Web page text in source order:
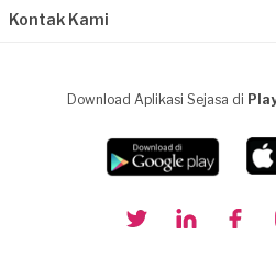
Kontak Kami
Download Aplikasi Sejasa di